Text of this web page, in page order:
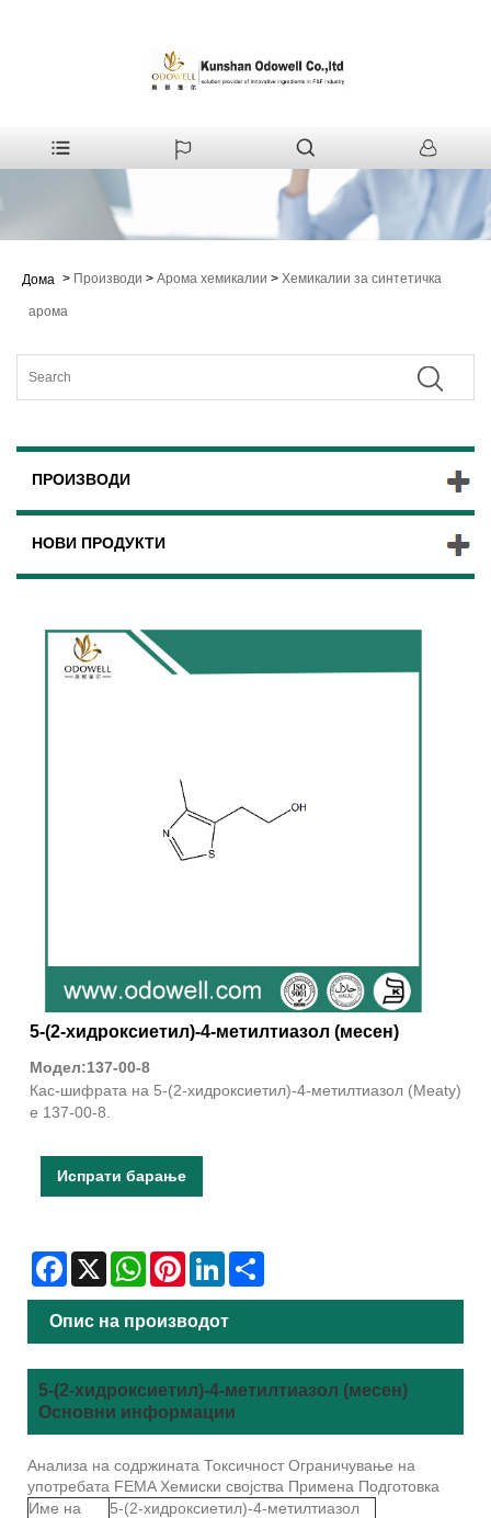
Дома > Производи > Арома хемикалии > Хемикалии за синтетичка
арома
ПРОИЗВОДИ
НОВИ ПРОДУКТИ
5-(2-хидроксиетил)-4-метилтиазол (месен)
Модел:137-00-8
Кас-шифрата на 5-(2-хидроксиетил)-4-метилтиазол (Meaty)
е 137-00-8.
Испрати барање
Facebook
X WhatsAppPinterestLinkedIn
Опис на производот
5-(2-хидроксиетил)-4-метилтиазол (месен)
Основни информации
Анализа на содржината Токсичност Ограничување на
употребата FEMA Хемиски својства Примена Подготовка
Име на
5-(2-хидроксиетил)-4-метилтиазол